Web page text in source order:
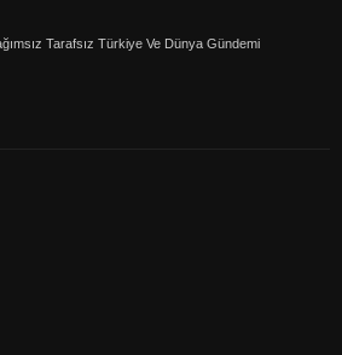
Tarafsız Türkiye Ve Dünya Gündemi